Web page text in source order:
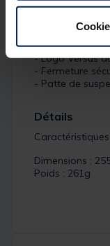
- Boîtier en
- Couvercle à
- 16
- 3 rangées fixes
- Logo Versus
- Fermeture
- Patte de
Détails
Dimensions :
Poids : 261g